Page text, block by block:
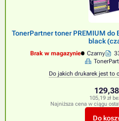
TonerPartner toner PREMIUM do
black
Brak w magazynie Czarny
Do jakich drukarek jest to
129,38
105,19 zł
Najniższa cena w ciągu
Do